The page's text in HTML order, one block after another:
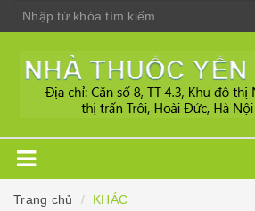
Trang chủ KHÁC